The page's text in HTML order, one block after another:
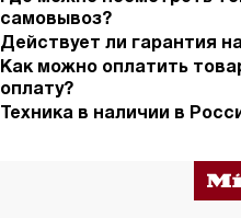
самовывоз?
Действует ли гарантия
Как можно оплатить
оплату?
Техника в наличии в